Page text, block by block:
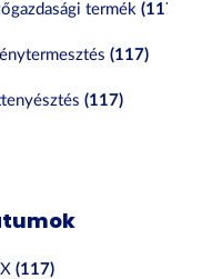
termék(117)
(117)
(117)
(117)